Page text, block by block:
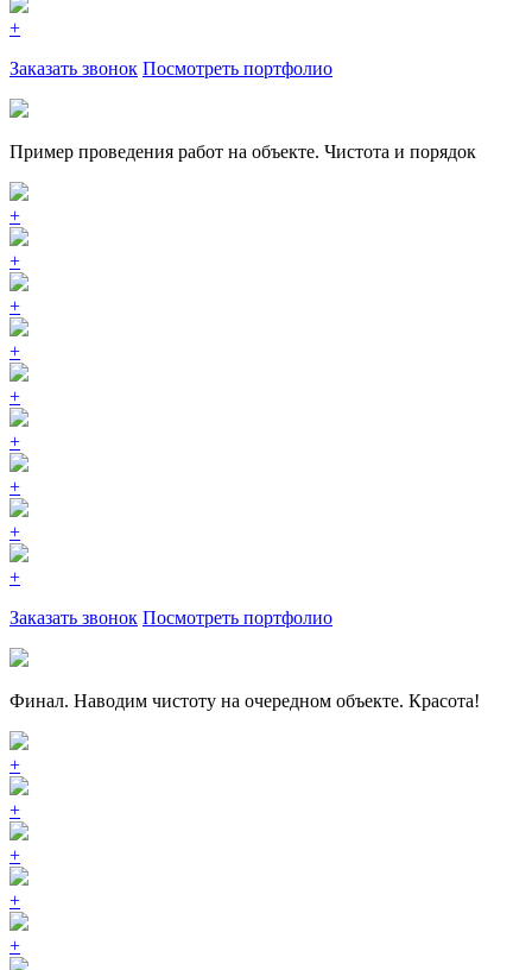
+
Заказать звонок Посмотреть портфолио
Пример проведения работ на объекте. Чистота и порядок
+
+
+
+
+
+
+
+
+
Заказать звонок Посмотреть портфолио
Финал. Наводим чистоту на очередном объекте. Красота!
+
+
+
+
+